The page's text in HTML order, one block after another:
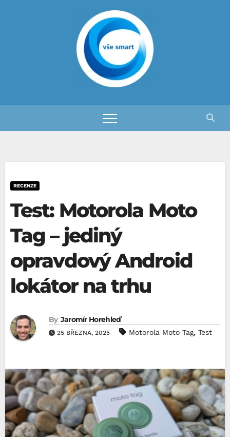
RECENZE
Test: Motorola Moto
Tag – jediný
opravdový Android
lokátor na trhu
By Jaromír Horehleď
25 BŘEZNA, 2025 Motorola Moto Tag, Test